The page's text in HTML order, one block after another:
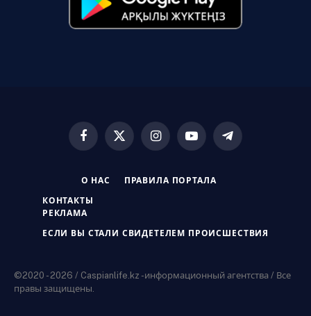
Facebook
X
InstagramYouTubeTelegram
О НАС ПРАВИЛА ПОРТАЛА
КОНТАКТЫ
РЕКЛАМА
ЕСЛИ ВЫ СТАЛИ СВИДЕТЕЛЕМ ПРОИСШЕСТВИЯ
©2020 - 2026 / Caspianlife.kz -информационный агентства / Все
правы защищены.